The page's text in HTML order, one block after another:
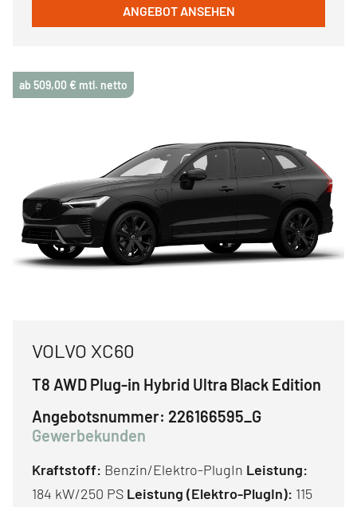
ANGEBOT ANSEHEN
ab 509,00 € mtl. netto
VOLVO XC60
T8 AWD Plug-in Hybrid Ultra Black Edition
Angebotsnummer: 226166595_G
Gewerbekunden
Kraftstoff: Benzin/Elektro-PlugIn Leistung:
184 kW/250 PS Leistung (Elektro-PlugIn): 115